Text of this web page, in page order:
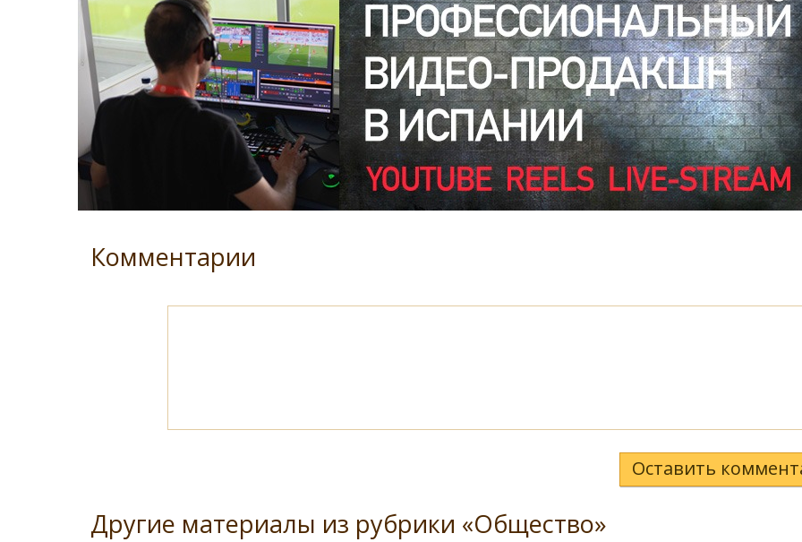
Комментарии
Оставить
Другие материалы из рубрики «Общество»